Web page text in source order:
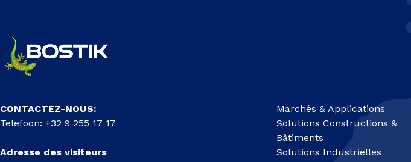
CONTACTEZ-NOUS:
Telefoon: +32 9 255 17 17
Adresse des visiteurs
Marchés & Applications
Solutions Constructions &
Bâtiments
Solutions Industrielles